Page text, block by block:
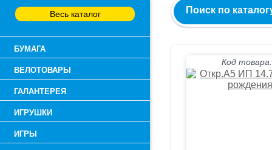
Весь каталог
БУМАГА
ВЕЛОТОВАРЫ
ГАЛАНТЕРЕЯ
ИГРУШКИ
ИГРЫ
Поиск по
Код